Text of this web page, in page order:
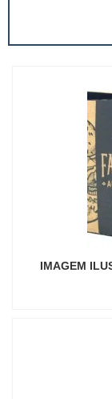
produto.A
podem
IMAGEM